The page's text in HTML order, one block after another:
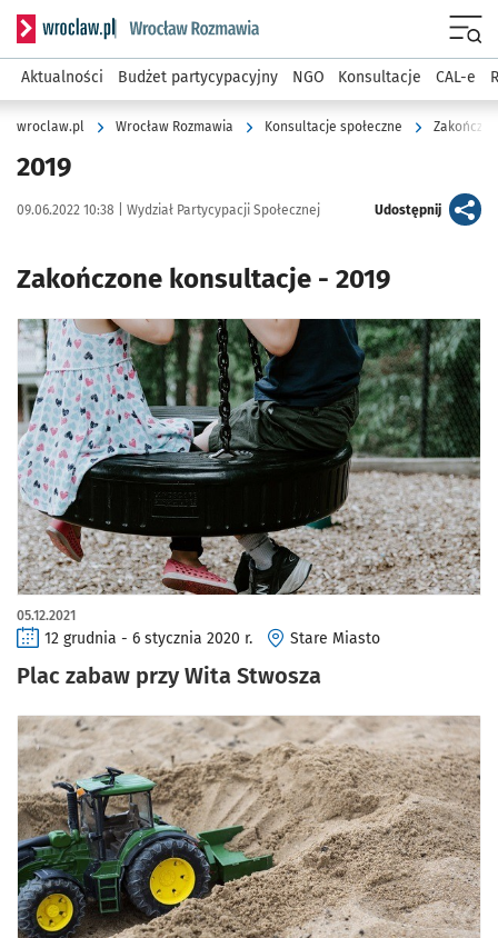
Serwis informacyjny wroclaw.pl podserwis: Rozmawia
Aktualności Budżet partycypacyjny NGO Konsultacje CAL-e
wroclaw.pl Wrocław Rozmawia Konsultacje społeczne
2019
Data publikacji:
09.06.2022 10:38 | Autor:
Wydział Partycypacji Społecznej Udostępnijartykuł
Zakończone konsultacje - 2019
Plac zabaw przy Wita Stwosza
05.12.2021
12 grudnia - 6 stycznia 2020 r. Stare Miasto